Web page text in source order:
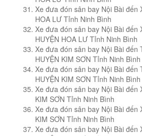
Xe đưa đón sân bay Nội Bài đến
HOA LƯ Tỉnh Ninh Bình
Xe đưa đón sân bay Nội Bài đến
HUYỆN HOA LƯ Tỉnh Ninh Bình
Xe đưa đón sân bay Nội Bài đến
HUYỆN KIM SƠN Tỉnh Ninh Bình
Xe đưa đón sân bay Nội Bài đến
HUYỆN KIM SƠN Tỉnh Ninh Bình
Xe đưa đón sân bay Nội Bài đến
KIM SƠN Tỉnh Ninh Bình
Xe đưa đón sân bay Nội Bài đến
KIM SƠN Tỉnh Ninh Bình
Xe đưa đón sân bay Nội Bài đến